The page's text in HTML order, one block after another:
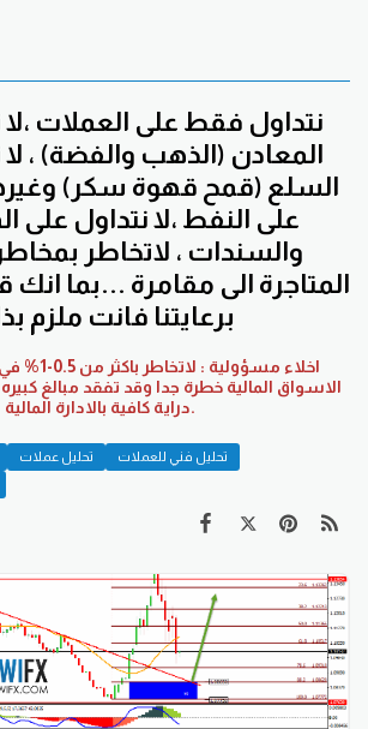
نتداول فقط على العملات ،لا
المعادن (الذهب والفضة) ، لا
السلع (قمح قهوة سكر)
على النفط ،لا نتداول على
والسندات ، لاتخاطر
المتاجرة الى مقامرة ...بما
برعايتنا فانت ملزم
اخلاء
الاسواق المالية خطرة جدا وقد تفقد مبالغ
دراية كافية بالادارة المالية.
تحليل عملات
تحليل فني للعملات